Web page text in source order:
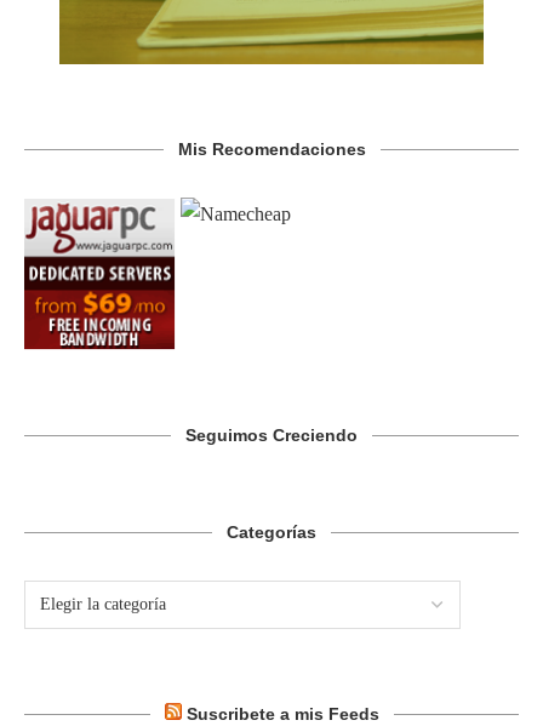
Mis Recomendaciones
Seguimos Creciendo
Categorías
Suscribete a mis Feeds